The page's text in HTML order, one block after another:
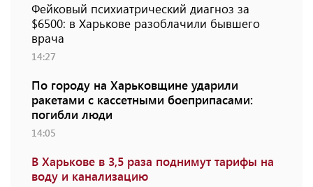
Фейковый психиатрический диагноз за
$6500: в Харькове разоблачили бывшего
врача
14:27
По городу на Харьковщине ударили
ракетами с кассетными боеприпасами:
погибли люди
14:05
В Харькове в 3,5 раза поднимут тарифы на
воду и канализацию